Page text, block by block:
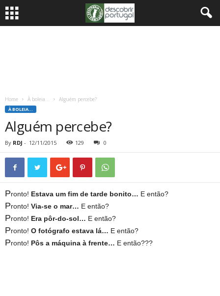
Home À boleia... Alguém percebe?
À BOLEIA...
Alguém percebe?
By RDJ - 12/11/2015 129 0
Pronto! Estava um fim de tarde bonito… E então?
Pronto! Via-se o mar… E então?
Pronto! Era pôr-do-sol… E então?
Pronto! O fotógrafo estava lá… E então?
Pronto! Pôs a máquina à frente… E então???